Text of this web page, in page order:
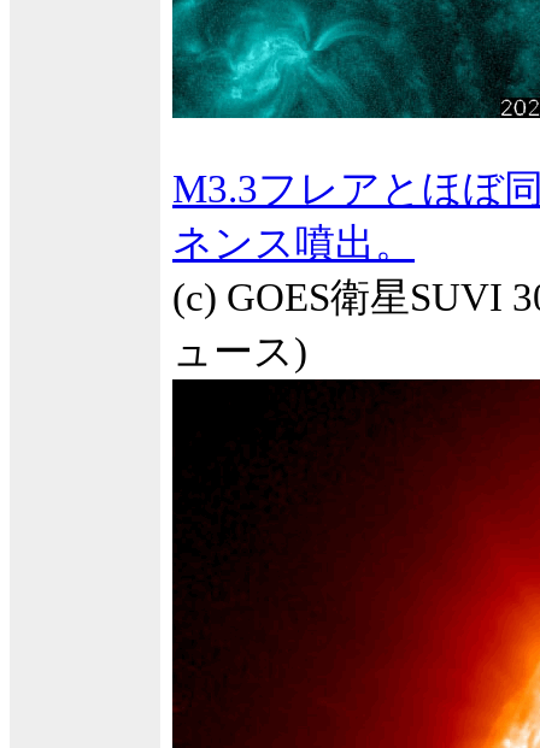
M3.3フレアとほぼ
ネンス噴出。
(c) GOES衛星SUVI
ュース)